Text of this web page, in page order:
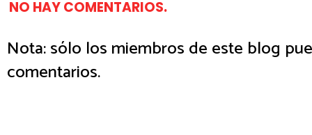
NO HAY COMENTARIOS.
Nota: sólo los miembros de este blog
comentarios.